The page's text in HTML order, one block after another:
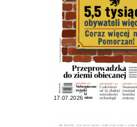
17.07.2026